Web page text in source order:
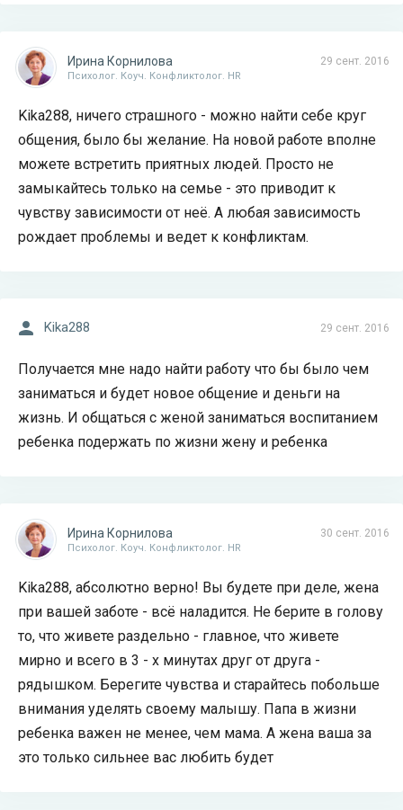
29 сент. 2016
Ирина Корнилова
Психолог. Коуч. Конфликтолог. HR
Kika288, ничего страшного - можно найти себе круг
общения, было бы желание. На новой работе вполне
можете встретить приятных людей. Просто не
замыкайтесь только на семье - это приводит к
чувству зависимости от неё. А любая зависимость
рождает проблемы и ведет к конфликтам.
29 сент. 2016
Kika288
Получается мне надо найти работу что бы было чем
заниматься и будет новое общение и деньги на
жизнь. И общаться с женой заниматься воспитанием
ребенка подержать по жизни жену и ребенка
30 сент. 2016
Ирина Корнилова
Психолог. Коуч. Конфликтолог. HR
Kika288, абсолютно верно! Вы будете при деле, жена
при вашей заботе - всё наладится. Не берите в голову
то, что живете раздельно - главное, что живете
мирно и всего в 3 - х минутах друг от друга -
рядышком. Берегите чувства и старайтесь побольше
внимания уделять своему малышу. Папа в жизни
ребенка важен не менее, чем мама. А жена ваша за
это только сильнее вас любить будет